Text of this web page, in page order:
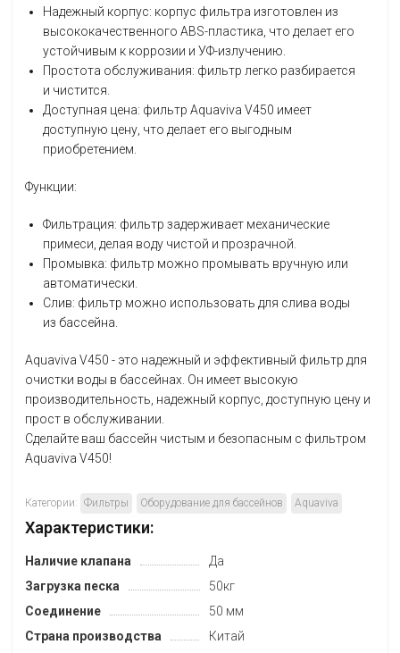
Надежный корпус: корпус фильтра изготовлен из
высококачественного ABS-пластика, что делает его
устойчивым к коррозии и УФ-излучению.
Простота обслуживания: фильтр легко разбирается
и чистится.
Доступная цена: фильтр Aquaviva V450 имеет
доступную цену, что делает его выгодным
приобретением.
Функции:
Фильтрация: фильтр задерживает механические
примеси, делая воду чистой и прозрачной.
Промывка: фильтр можно промывать вручную или
автоматически.
Слив: фильтр можно использовать для слива воды
из бассейна.
Aquaviva V450 - это надежный и эффективный фильтр для
очистки воды в бассейнах. Он имеет высокую
производительность, надежный корпус, доступную цену и
прост в обслуживании.
Сделайте ваш бассейн чистым и безопасным с фильтром
Aquaviva V450!
Категории: Фильтры Оборудование для бассейнов Aquaviva
Характеристики:
Наличие клапана
Да
Загрузка песка
50кг
Соединение
50 мм
Страна производства
Китай